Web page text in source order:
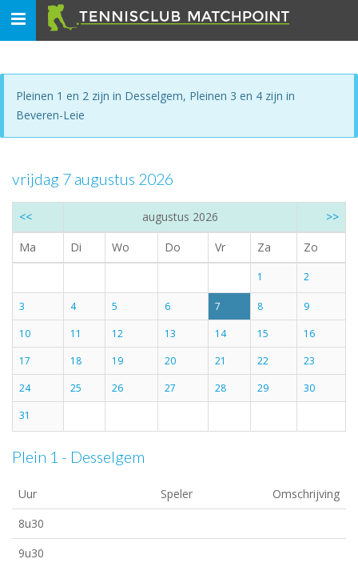
Toggle
navigation
Pleinen 1 en 2 zijn in Desselgem, Pleinen 3 en 4 zijn in
Beveren-Leie
vrijdag 7 augustus 2026
<< augustus 2026
>>
Ma
Di Wo Do Vr Za Zo
1 2
3 4 5 6 7 8
9
10
11 12 13 14 15
16
17
18 19 20 21 22
23
24
25 26 27 28 29
30
31
Plein 1 - Desselgem
Uur Speler
Omschrijving
8u30
9u30